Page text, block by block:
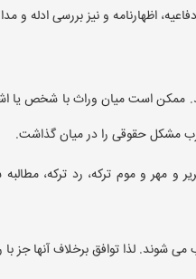
اظهارنامه و نیز بررسی ادله و
ممکن است میان وراث با شخص
مشکل حقوقی را در میان گذاشت.
مهر و موم ترکه، رد ترکه،
شوند. لذا توافق برخلاف آنها جز